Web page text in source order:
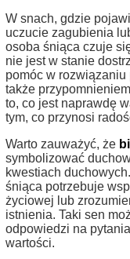
W snach, gdzie
uczucie zagubienia
osoba śniąca czuje
nie jest w stanie
pomóc w rozwiązaniu
także
to, co jest naprawdę
tym, co przynosi
Warto zauważyć, że
symbolizować
kwestiach
śniąca potrzebuje
życiowej lub
istnienia. Taki sen
odpowiedzi na
wartości.